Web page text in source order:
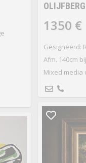
OLIJFBERG
1350 €
Gesigneerd:
Afm. 140cm
Mixed media